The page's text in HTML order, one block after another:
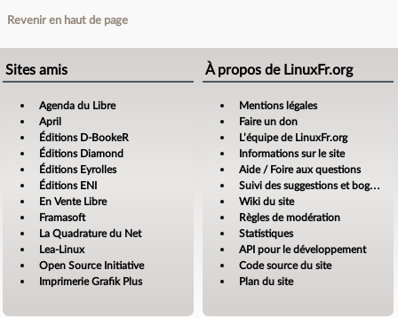
Revenir en haut de page
Sites amis
Agenda du Libre
April
Éditions D-BookeR
Éditions Diamond
Éditions Eyrolles
Éditions ENI
En Vente Libre
Framasoft
La Quadrature du Net
Lea-Linux
Open Source Initiative
Imprimerie Grafik Plus
À propos de LinuxFr.org
Mentions légales
Faire un don
L’équipe de LinuxFr.org
Informations sur le site
Aide / Foire aux questions
Suivi des suggestions et bogues
Wiki du site
Règles de modération
Statistiques
API pour le développement
Code source du site
Plan du site